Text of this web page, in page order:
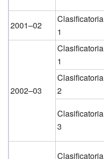
2001–02
Clasificatoria
1
2002–03
Clasificatoria
1
Clasificatoria
2
Clasificatoria
3
Clasificatoria